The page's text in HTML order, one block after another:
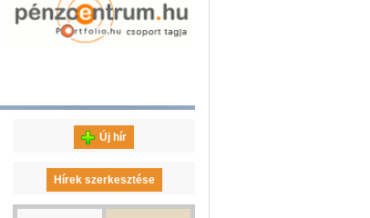
Új hír
Hírek szerkesztése